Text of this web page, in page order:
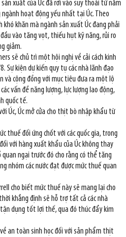
xuất của Úc đã rơi vào suy thoái từ năm
hoạt động yếu nhất tại Úc. Theo
khó khăn mà ngành sản xuất Úc đang phải
vào tăng vọt, thiếu hụt kỹ năng, rủi ro
giảm.
sẽ chủ trì một hội nghị về cải cách kinh
Sự kiện dự kiến quy tụ các nhà lãnh đạo
và cộng đồng với mục tiêu đưa ra một lộ
vấn đề năng lượng, lực lượng lao động,
quốc tế.
Úc, Úc mở cửa cho thịt bò nhập khẩu từ
thuế đối ứng chốt với các quốc gia, trong
với hàng xuất khẩu của Úc không thay
ngại trước đó cho rằng có thể tăng
nhóm các nước đạt được mức thuế quan
cho biết mức thuế này sẽ mang lại cho
khẳng định sẽ hỗ trợ tất cả các nhà
dụng tốt lợi thế, qua đó thúc đẩy kim
về an toàn sinh học đối với sản phẩm thịt